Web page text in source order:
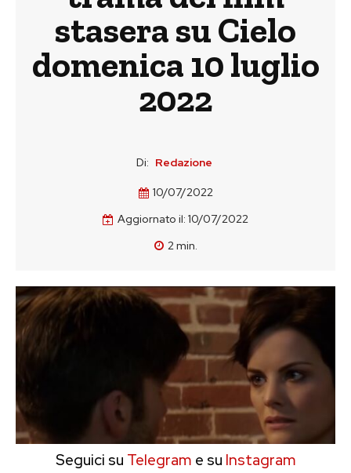
stasera su Cielo
domenica 10 luglio
2022
Di: Redazione
10/07/2022
Aggiornato il: 10/07/2022
2min.
Seguici su Telegram e su Instagram